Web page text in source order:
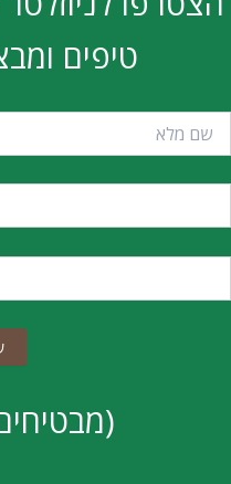
טיפים